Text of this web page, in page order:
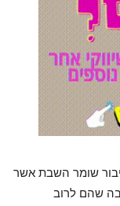
שומר השבת אשר
שהם לרוב